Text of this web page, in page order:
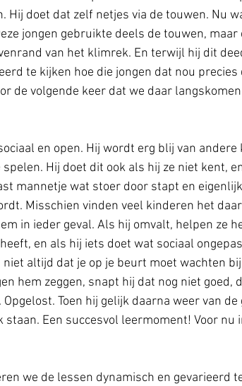
Hij doet dat zelf netjes via de touwen. Nu
jongen gebruikte deels de touwen, maar
van het klimrek. En terwijl hij dit
te kijken hoe die jongen dat nou precies
de volgende keer dat we daar
en open. Hij wordt erg blij van
Hij doet dit ook als hij ze niet kent,
mannetje wat stoer door stapt en
Misschien vinden veel kinderen het
in ieder geval. Als hij omvalt, helpen ze
en als hij iets doet wat sociaal
altijd dat je op je beurt moet wachten
hem zeggen, snapt hij dat nog niet goed,
Toen hij gelijk daarna weer van
staan. Een succesvol leermoment! Voor nu
we de lessen dynamisch en gevarieerd